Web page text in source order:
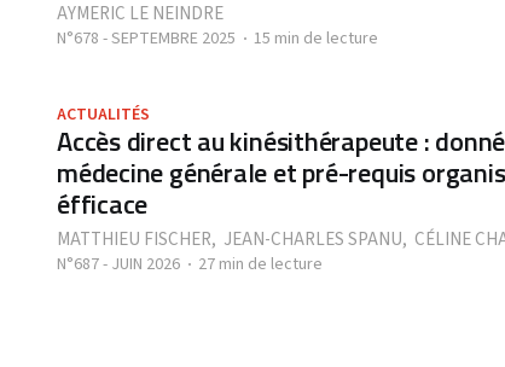
AYMERIC LE NEINDRE
N°678 - SEPTEMBRE 2025 15 min de lecture
ACTUALITÉS
Accès direct au kinésithérapeute :
médecine générale et pré-requis
éfficace
MATTHIEU FISCHER, JEAN-CHARLES SPANU, CÉLINE
N°687 - JUIN 2026 27 min de lecture